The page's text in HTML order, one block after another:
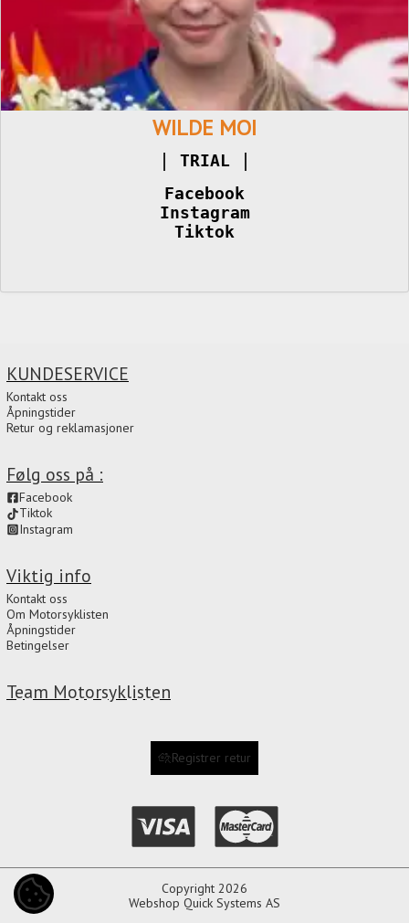
WILDE MOI
| TRIAL
Facebook
Instagram
Tiktok
Team Motorsyklisten
Viktig info
Kontakt oss
Om Motorsyklisten
Åpningstider
Betingelser
Følg oss på :
Facebook
Tiktok
Instagram
KUNDESERVICE
Kontakt oss
Åpningstider
Retur og reklamasjoner
Registrer retur
Copyright 2026
Webshop Quick Systems AS
COOKIE-INNSTILLINGER